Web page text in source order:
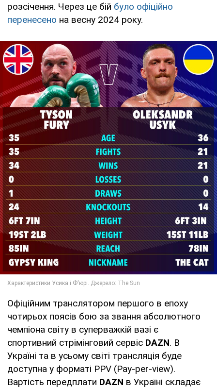
розсічення. Через це бій було офіційно
перенесено на весну 2024 року.
Офіційним транслятором першого в епоху
чотирьох поясів бою за звання абсолютного
чемпіона світу в суперважкій вазі є
спортивний стрімінговий сервіс DAZN. В
Україні та в усьому світі трансляція буде
доступна у форматі PPV (Pay-per-view).
Вартість передплати DAZN в Україні складає